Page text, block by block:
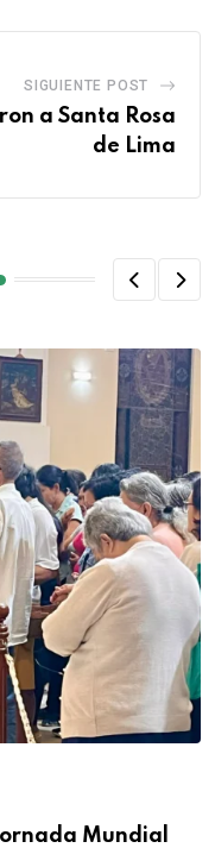
SIGUIENTE POST
a Santa Rosa
de Lima
Mundial